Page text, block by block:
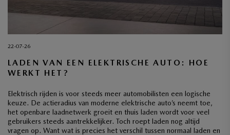
22-07-26
LADEN VAN EEN ELEKTRISCHE AUTO: HOE
WERKT HET?
Elektrisch rijden is voor steeds meer automobilisten een logische
keuze. De actieradius van moderne elektrische auto’s neemt toe,
het openbare laadnetwerk groeit en thuis laden wordt voor veel
gebruikers steeds aantrekkelijker. Toch roept laden nog altijd
vragen op. Want wat is precies het verschil tussen normaal laden en